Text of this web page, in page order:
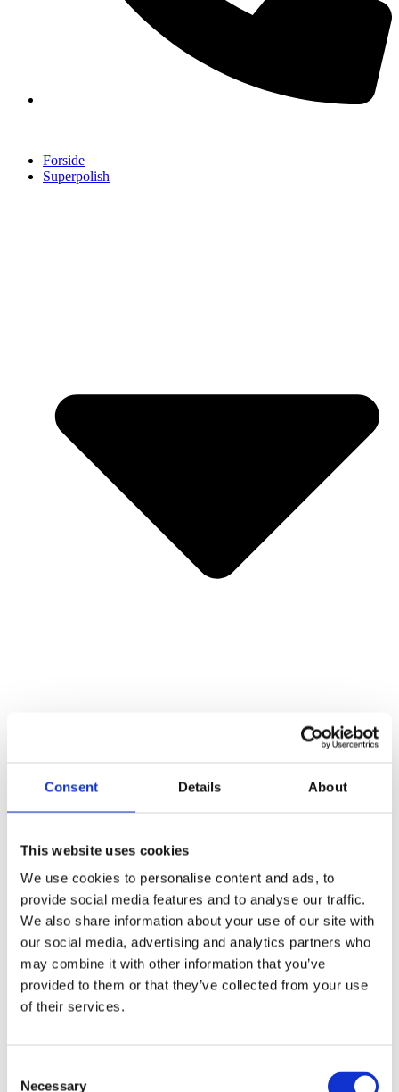
Consent Details About
This website uses cookies
We use cookies to personalise content and ads, to
provide social media features and to analyse our traffic.
We also share information about your use of our site with
our social media, advertising and analytics partners who
may combine it with other information that you’ve
provided to them or that they’ve collected from your use
of their services.
Necessary
Forside
Superpolish
Superpolish på bilen
Superpolish i hjemmet
Sådan gør du (med billeder)
Polersvamp til maskinel brug
Ultraglozz SuperVinyl
Bådudstyr